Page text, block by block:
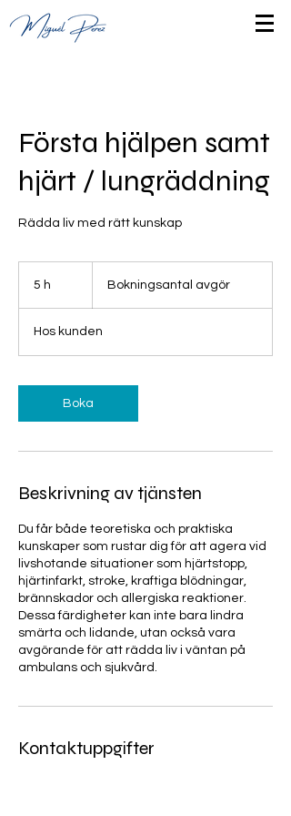
Första hjälpen samt
hjärt / lungräddning
Rädda liv med rätt kunskap
5 h Bokningsantal avgör
Hos kunden
Boka
Beskrivning av tjänsten
Du får både teoretiska och praktiska
kunskaper som rustar dig för att agera vid
livshotande situationer som hjärtstopp,
hjärtinfarkt, stroke, kraftiga blödningar,
brännskador och allergiska reaktioner.
Dessa färdigheter kan inte bara lindra
smärta och lidande, utan också vara
avgörande för att rädda liv i väntan på
ambulans och sjukvård.
Kontaktuppgifter